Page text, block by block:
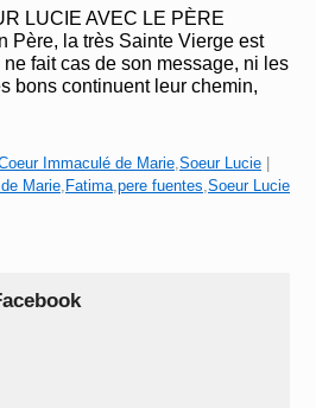
LUCIE AVEC LE PÈRE
Père, la très Sainte Vierge est
fait cas de son message, ni les
bons continuent leur chemin,
Immaculé de Marie Soeur Lucie
Marie Fatima pere fuentes Soeur Lucie